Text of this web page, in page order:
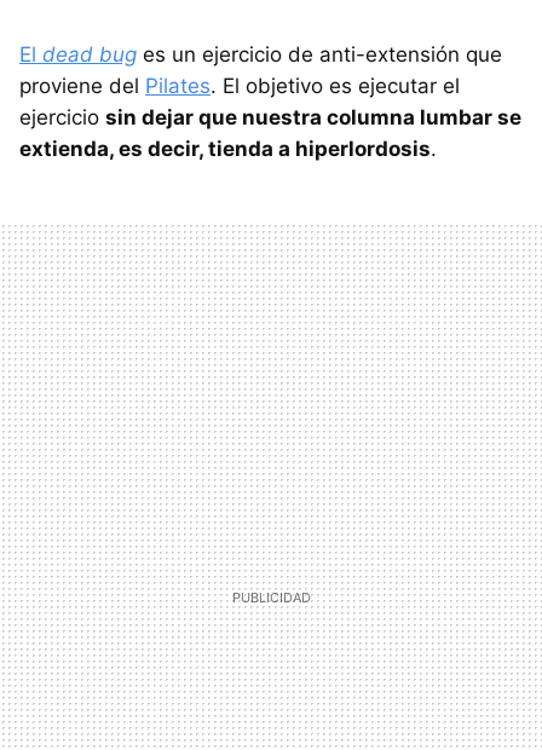
El dead bug es un ejercicio de anti-extensión que
proviene del Pilates. El objetivo es ejecutar el
ejercicio sin dejar que nuestra columna lumbar se
extienda, es decir, tienda a hiperlordosis.